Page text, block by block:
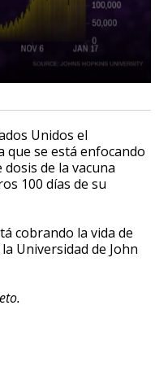
Unidos el
que se está enfocando
de la vacuna
100 días de su
cobrando la vida de
Universidad de John